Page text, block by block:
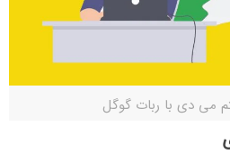
می دی با ربات گوگل